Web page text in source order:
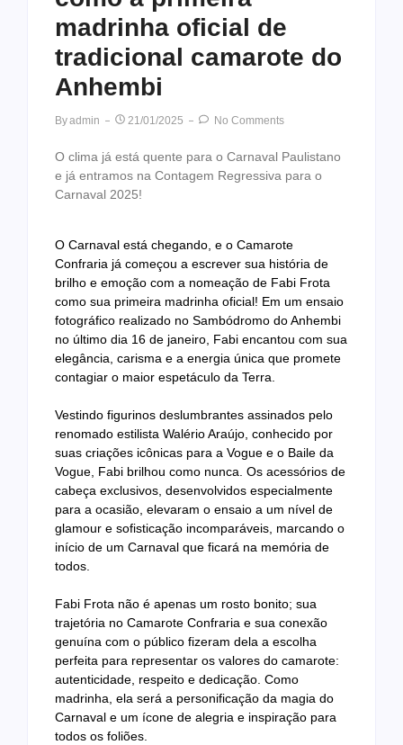
madrinha oficial de
tradicional camarote do
Anhembi
ByAdmin 21/01/2025 No Comments
O clima já está quente para o Carnaval Paulistano
e já entramos na Contagem Regressiva para o
Carnaval 2025!
O Carnaval está chegando, e o Camarote
Confraria já começou a escrever sua história de
brilho e emoção com a nomeação de Fabi Frota
como sua primeira madrinha oficial! Em um ensaio
fotográfico realizado no Sambódromo do Anhembi
no último dia 16 de janeiro, Fabi encantou com sua
elegância, carisma e a energia única que promete
contagiar o maior espetáculo da Terra.
Vestindo figurinos deslumbrantes assinados pelo
renomado estilista Walério Araújo, conhecido por
suas criações icônicas para a Vogue e o Baile da
Vogue, Fabi brilhou como nunca. Os acessórios de
cabeça exclusivos, desenvolvidos especialmente
para a ocasião, elevaram o ensaio a um nível de
glamour e sofisticação incomparáveis, marcando o
início de um Carnaval que ficará na memória de
todos.
Fabi Frota não é apenas um rosto bonito; sua
trajetória no Camarote Confraria e sua conexão
genuína com o público fizeram dela a escolha
perfeita para representar os valores do camarote:
autenticidade, respeito e dedicação. Como
madrinha, ela será a personificação da magia do
Carnaval e um ícone de alegria e inspiração para
todos os foliões.